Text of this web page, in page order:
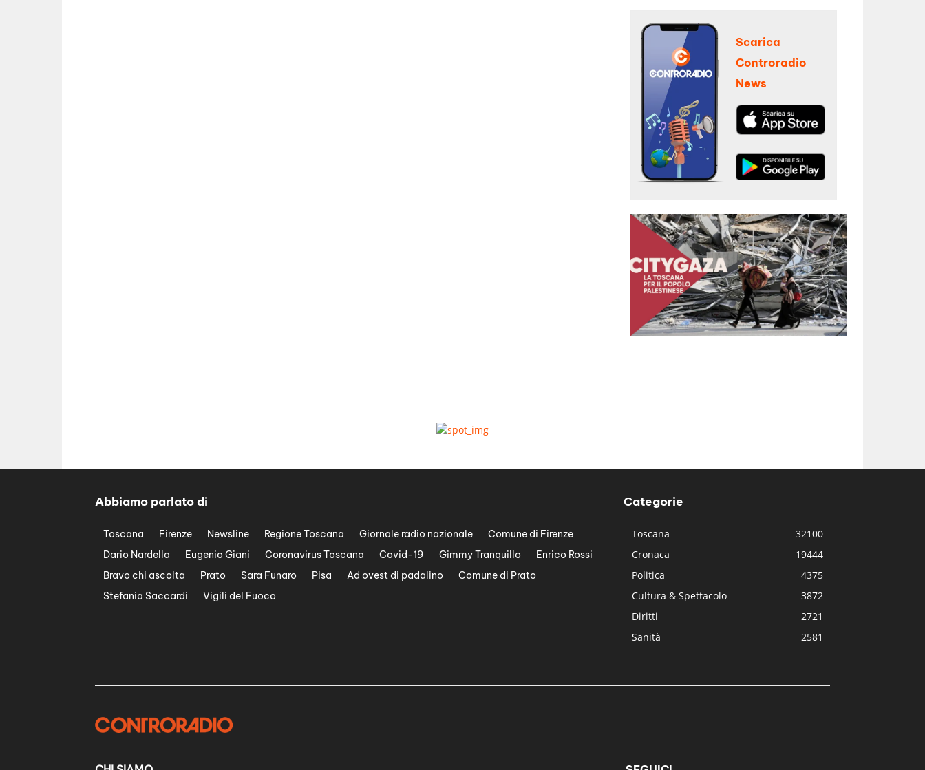
Scarica
Controradio
News
Abbiamo parlato di
Toscana Firenze Newsline Regione Toscana Giornale radio nazionale
Comune di Firenze
Dario Nardella
Eugenio Giani Coronavirus Toscana Covid-19 Gimmy Tranquillo
Enrico Rossi
Bravo chi ascolta
Prato Sara Funaro Pisa Ad ovest di padalino
Comune di Prato
Stefania Saccardi
Vigili del Fuoco
Categorie
Toscana
32100
Cronaca
19444
Politica
4375
Cultura & Spettacolo
3872
Diritti
2721
Sanità
2581